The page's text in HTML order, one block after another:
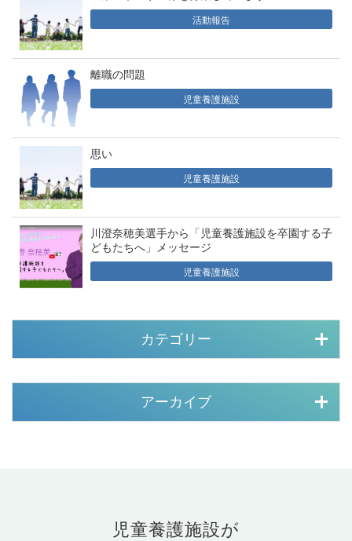
活動報告
離職の問題
児童養護施設
思い
児童養護施設
川澄奈穂美選手から「児童養護施設を卒園する子
どもたちへ」メッセージ
児童養護施設
カテゴリー
アーカイブ
児童養護施設が